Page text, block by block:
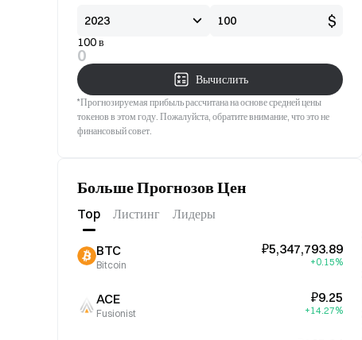
$
100 в
0
Вычислить
*Прогнозируемая прибыль рассчитана на основе средней цены
токенов в этом году. Пожалуйста, обратите внимание, что это не
финансовый совет.
Больше Прогнозов Цен
Top Листинг Лидеры
BTC
Bitcoin
₽5,347,793.89
+0.15%
ACE
Fusionist
₽9.25
+14.27%